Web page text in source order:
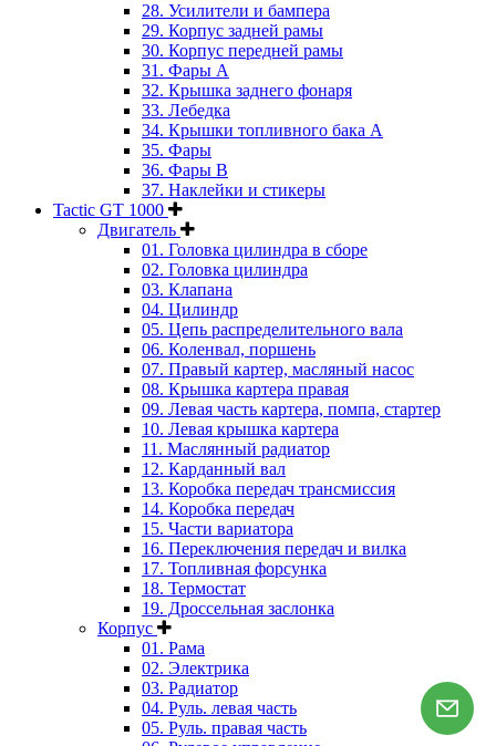
28. Усилители и бампера
29. Корпус задней рамы
30. Корпус передней рамы
31. Фары А
32. Крышка заднего фонаря
33. Лебедка
34. Крышки топливного бака А
35. Фары
36. Фары B
37. Наклейки и стикеры
Tactic GT 1000
Двигатель
01. Головка цилиндра в сборе
02. Головка цилиндра
03. Клапана
04. Цилиндр
05. Цепь распределительного вала
06. Коленвал, поршень
07. Правый картер, масляный насос
08. Крышка картера правая
09. Левая часть картера, помпа, стартер
10. Левая крышка картера
11. Маслянный радиатор
12. Карданный вал
13. Коробка передач трансмиссия
14. Коробка передач
15. Части вариатора
16. Переключения передач и вилка
17. Топливная форсунка
18. Термостат
19. Дроссельная заслонка
Корпус
01. Рама
02. Электрика
03. Радиатор
04. Руль. левая часть
05. Руль. правая часть